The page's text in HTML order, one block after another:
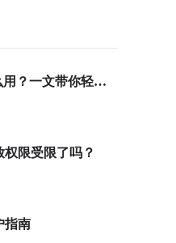
谷歌最新广告产品怎么用？一文带你轻松掌握PMax投放要点
权限受限了吗？
指南